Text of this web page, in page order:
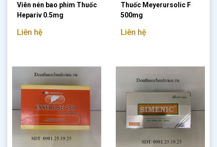
Viên nén bao phim Thuốc
Hepariv 0.5mg
Liên hệ
Thuốc Meyerursolic F
500mg
Liên hệ